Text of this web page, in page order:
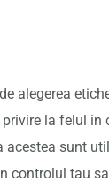
alegerea
la felul in
acestea sunt
controlul tau